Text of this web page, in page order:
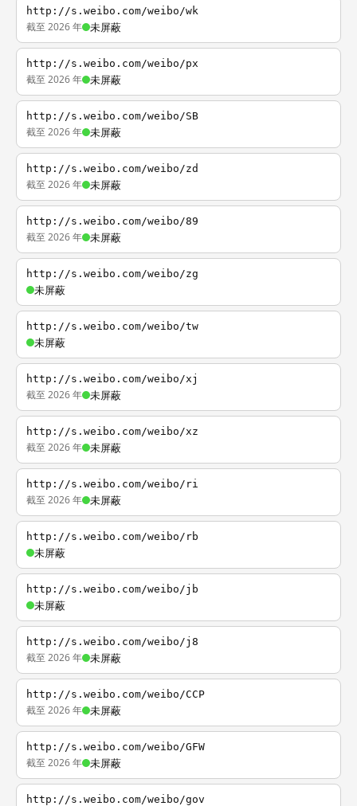
http://s.weibo.com/weibo/wk
截至 2026 年 未屏蔽
http://s.weibo.com/weibo/px
截至 2026 年 未屏蔽
http://s.weibo.com/weibo/SB
截至 2026 年 未屏蔽
http://s.weibo.com/weibo/zd
截至 2026 年 未屏蔽
http://s.weibo.com/weibo/89
截至 2026 年 未屏蔽
http://s.weibo.com/weibo/zg
未屏蔽
http://s.weibo.com/weibo/tw
未屏蔽
http://s.weibo.com/weibo/xj
截至 2026 年 未屏蔽
http://s.weibo.com/weibo/xz
截至 2026 年 未屏蔽
http://s.weibo.com/weibo/ri
截至 2026 年 未屏蔽
http://s.weibo.com/weibo/rb
未屏蔽
http://s.weibo.com/weibo/jb
未屏蔽
http://s.weibo.com/weibo/j8
截至 2026 年 未屏蔽
http://s.weibo.com/weibo/CCP
截至 2026 年 未屏蔽
http://s.weibo.com/weibo/GFW
截至 2026 年 未屏蔽
http://s.weibo.com/weibo/gov